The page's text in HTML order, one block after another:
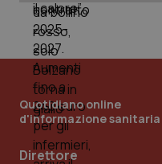
Tumori del
Tumori
Ulcera & Reflusso
Vaccini
Quotidiano online
d'informazione sanitaria
Direttore
tracking-sites-
tracking-enable